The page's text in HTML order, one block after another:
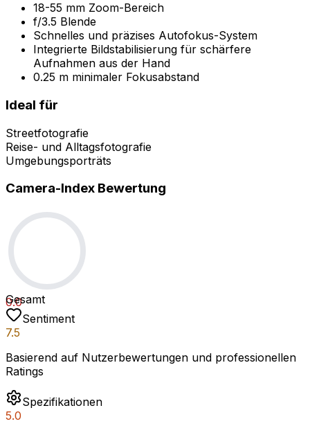
18-55 mm Zoom-Bereich
f/3.5 Blende
Schnelles und präzises Autofokus-System
Integrierte Bildstabilisierung für schärfere
Aufnahmen aus der Hand
0.25 m minimaler Fokusabstand
Ideal für
Streetfotografie
Reise- und Alltagsfotografie
Umgebungsporträts
Camera-Index Bewertung
0.0
Gesamt
Sentiment
7.5
Basierend auf Nutzerbewertungen und professionellen
Ratings
Spezifikationen
5.0